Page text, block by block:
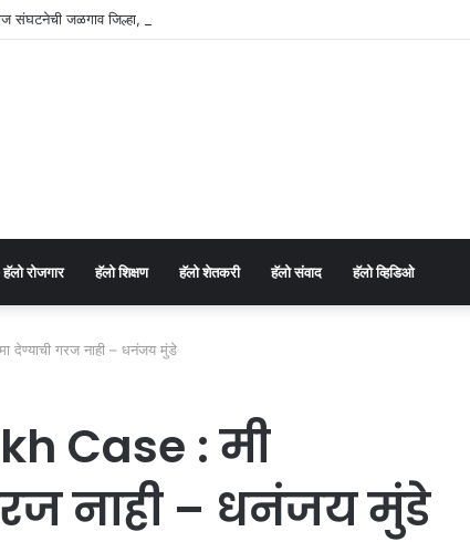
संघटनेची जळगाव जिल्हा, शहर व युवा कार्यकारिणी जाहीर.
⁠हॅलो रोजगार हॅलो शिक्षण ⁠हॅलो शेतकरी ⁠हॅलो संवाद ⁠हॅलो व्हिडिओ
देण्याची गरज नाही – धनंजय मुंडे
Case : मी
नाही – धनंजय मुंडे